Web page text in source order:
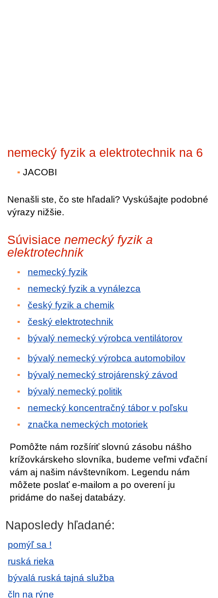
nemecký fyzik a elektrotechnik na 6
JACOBI
Nenašli ste, čo ste hľadali? Vyskúšajte podobné
výrazy nižšie.
Súvisiace nemecký fyzik a
elektrotechnik
nemecký fyzik
nemecký fyzik a vynálezca
český fyzik a chemik
český elektrotechnik
bývalý nemecký výrobca ventilátorov
bývalý nemecký výrobca automobilov
bývalý nemecký strojárenský závod
bývalý nemecký politik
nemecký koncentračný tábor v poľsku
značka nemeckých motoriek
Pomôžte nám rozšíriť slovnú zásobu nášho
krížovkárskeho slovníka, budeme veľmi vďační
vám aj našim návštevníkom. Legendu nám
môžete poslať e-mailom a po overení ju
pridáme do našej databázy.
Naposledy hľadané:
pomýľ sa !
ruská rieka
bývalá ruská tajná služba
čln na rýne